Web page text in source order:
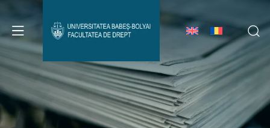
Avizier Studenți
Studii
Admitere